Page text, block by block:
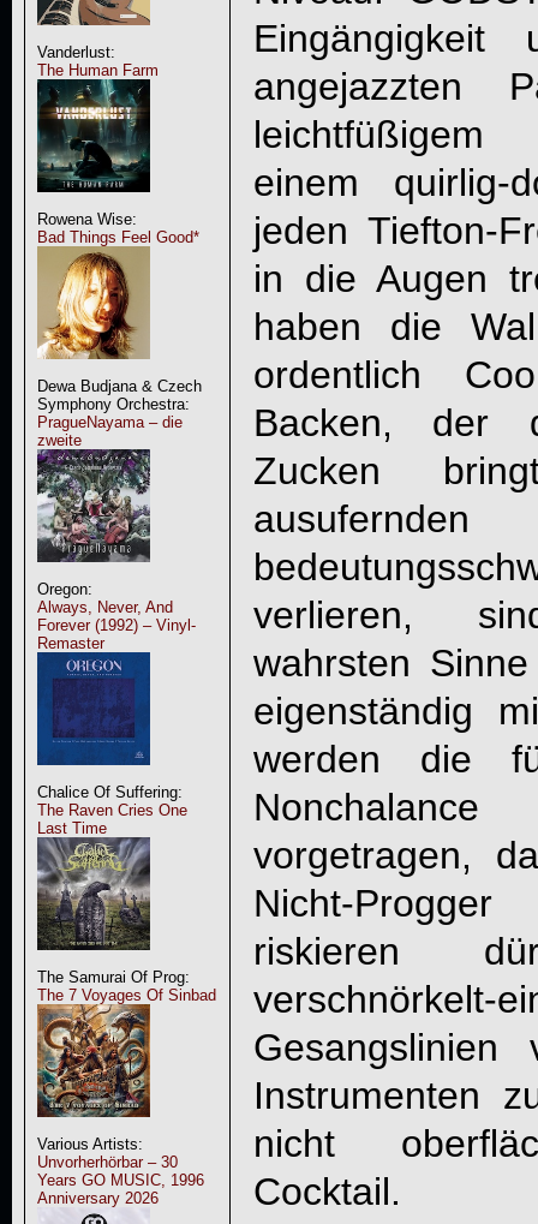
Vanderlust:
The Human Farm
Rowena Wise:
Bad Things Feel Good*
Dewa Budjana & Czech
Symphony Orchestra:
PragueNayama – die
zweite
Oregon:
Always, Never, And
Forever (1992) – Vinyl-
Remaster
Chalice Of Suffering:
The Raven Cries One
Last Time
The Samurai Of Prog:
The 7 Voyages Of Sinbad
Various Artists:
Unvorherhörbar – 30
Years GO MUSIC, 1996
Anniversary 2026
angejazzten
leichtfüßigem
einem quirlig-
jeden Tiefton-
in die Augen
haben die
ordentlich
Backen, der
Zucken
verlieren,
wahrsten
eigenständig
werden die
vorgetragen,
Nicht-
riskieren
verschnörkelt-
Gesangslinien
Instrumenten
nicht
Cocktail.